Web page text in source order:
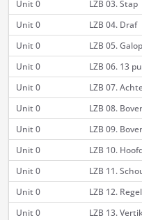
Unit 0
LZB 03. Stap
Unit 0
LZB 04. Draf
Unit 0
LZB 05. Galop
Unit 0
LZB 06. 13
Unit 0
LZB 07.
Unit 0
LZB 08.
Unit 0
LZB 09.
Unit 0
LZB 10.
Unit 0
LZB 11.
Unit 0
LZB 12.
Unit 0
LZB 13.